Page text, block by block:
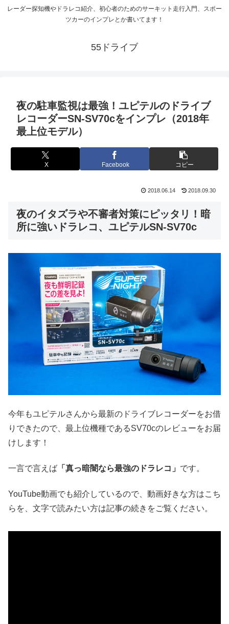
レーダー探知機やドラレコ紹介、初心者のためのサーキット走行入門、スポー
ツカーのインプレとか書いてます！
55ドライブ
夜の駐車監視は最強！ユピテルのドライブ
レコーダーSN-SV70cをインプレ（2018年
最上位モデル）
X Facebook コピー
2018.06.14 2018.09.30
夜のイタズラや不審者対策にピッタリ！暗
所に強いドラレコ、ユピテルSN-SV70c
今年もユピテルさんから最新のドライブレコーダーをお借
りできたので、最上位機種であるSV70cのレビューをお届
けします！
一言で言えば 「真っ暗闇なら最強のドラレコ」 です。
YouTube動画でも紹介しているので、動画好きな方はこち
らを、文字で読みたい方は記事の続きをご覧ください。